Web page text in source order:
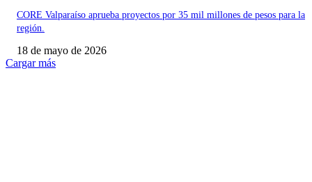
CORE Valparaíso aprueba proyectos por 35 mil millones de pesos para la
región.
18 de mayo de 2026
Cargar más